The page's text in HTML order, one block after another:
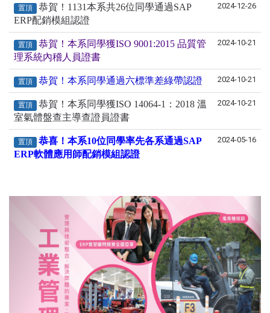
置頂
恭賀！1131本系共26位同學通過SAP
ERP配銷模組認證
2024-12-26
置頂
恭賀！本系同學獲ISO 9001:2015 品質管
理系統內稽人員證書
2024-10-21
置頂 恭賀！本系同學通過六標準差綠帶認證 2024-10-21
置頂
恭賀！本系同學獲ISO 14064-1：2018 溫
室氣體盤查主導查證員證書
2024-10-21
置頂
恭喜！本系10位同學率先各系通過SAP
ERP軟體應用師配銷模組認證
2024-05-16